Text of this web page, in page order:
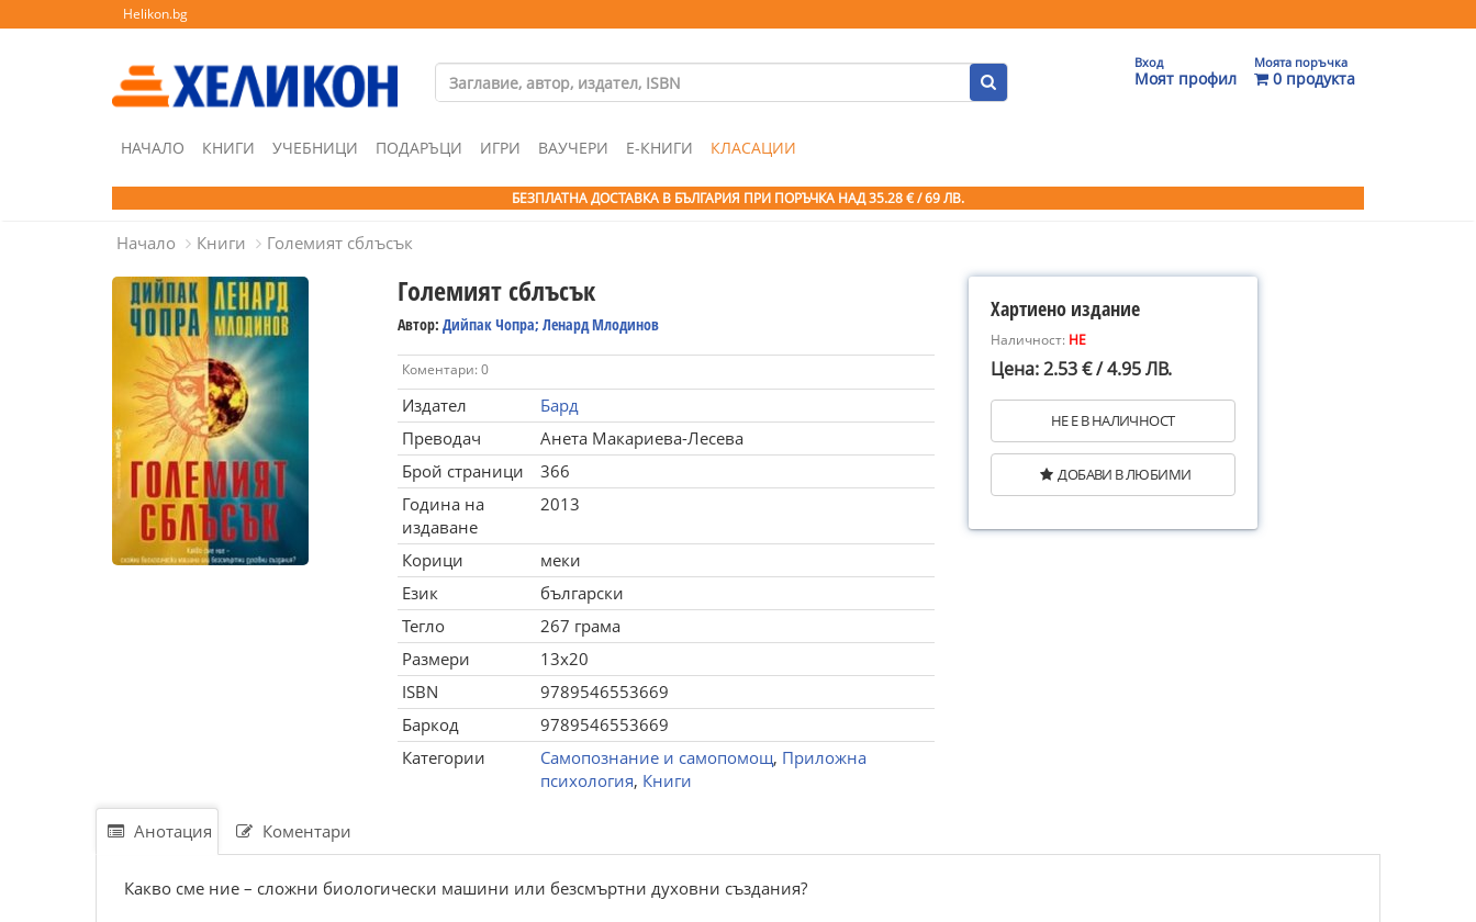
Helikon.bg
Вход
Моят профил
Моята поръчка
0 продукта
НАЧАЛО КНИГИ УЧЕБНИЦИ ПОДАРЪЦИ ИГРИ ВАУЧЕРИ Е-КНИГИ КЛАСАЦИИ
БЕЗПЛАТНА ДОСТАВКА В БЪЛГАРИЯ ПРИ ПОРЪЧКА НАД 35.28 € / 69 ЛВ.
Начало Книги Големият сблъсък
Големият сблъсък
Автор: Дийпак Чопра; Ленард Млодинов
Коментари: 0
Издател
Бард
Преводач
Анета Макариева-Лесева
Брой страници
366
Година на
издаване
2013
Корици
меки
Език
български
Тегло
267 грама
Размери
13x20
ISBN
9789546553669
Баркод
9789546553669
Категории
Самопознание и самопомощ, Приложна
психология, Книги
Хартиено издание
Наличност: НЕ
Цена: 2.53 € / 4.95 ЛВ.
НЕ Е В НАЛИЧНОСТ
ДОБАВИ В ЛЮБИМИ
Анотация Коментари
Какво сме ние – сложни биологически машини или безсмъртни духовни създания?